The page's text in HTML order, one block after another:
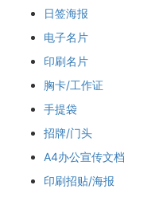
日签海报
电子名片
印刷名片
胸卡/工作证
手提袋
招牌/门头
A4办公宣传文档
印刷招贴/海报